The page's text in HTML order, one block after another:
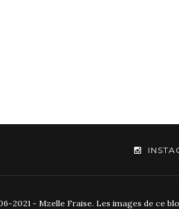
2021 - Mzelle Fraise. Les images de ce